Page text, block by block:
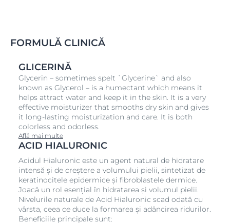
FORMULĂ CLINICĂ
GLICERINĂ
Glycerin – sometimes spelt `Glycerine` and also
known as Glycerol – is a humectant which means it
helps attract water and keep it in the skin. It is a very
effective moisturizer that smooths dry skin and gives
it long-lasting moisturization and care. It is both
colorless and odorless.
Află mai multe
ACID HIALURONIC
Acidul Hialuronic este un agent natural de hidratare
intensă și de creștere a volumului pielii, sintetizat de
keratinocitele epidermice și fibroblastele dermice.
Joacă un rol esențial în hidratarea și volumul pielii.
Nivelurile naturale de Acid Hialuronic scad odată cu
vârsta, ceea ce duce la formarea și adâncirea ridurilor.
Beneficiile principale sunt: